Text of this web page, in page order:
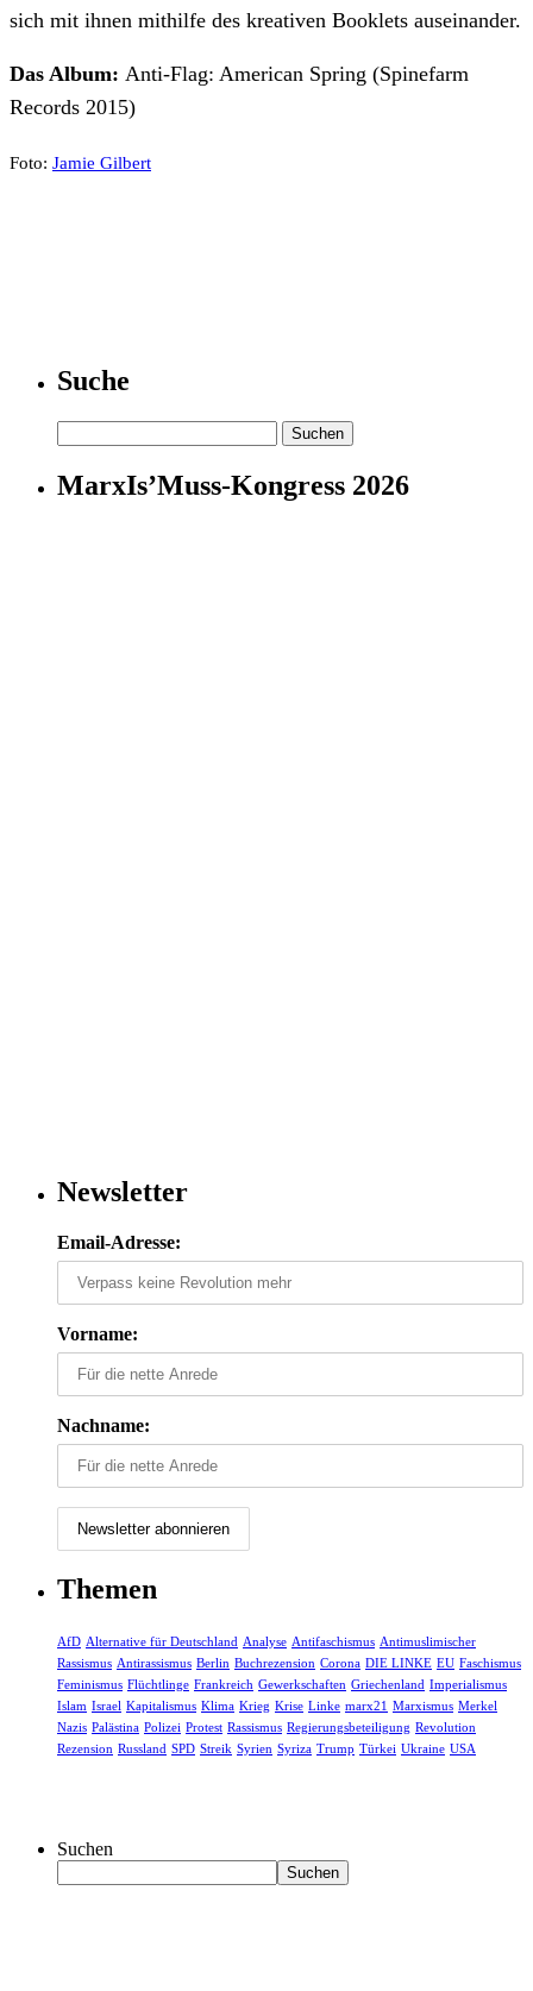
sich mit ihnen mithilfe des kreativen Booklets auseinander.
Das Album: Anti-Flag: American Spring (Spinefarm
Records 2015)
Foto: Jamie Gilbert
Suche
nach:
MarxIs’Muss-Kongress 2026
Newsletter
Email-Adresse:
Vorname:
Nachname:
Themen
AfD Alternative für Deutschland Analyse Antifaschismus Antimuslimischer
Rassismus Antirassismus Berlin Buchrezension Corona DIE LINKE EU Faschismus
Feminismus Flüchtlinge Frankreich Gewerkschaften Griechenland Imperialismus
Islam Israel Kapitalismus Klima Krieg Krise Linke marx21 Marxismus Merkel
Nazis Palästina Polizei Protest Rassismus Regierungsbeteiligung Revolution
Rezension Russland SPD Streik Syrien Syriza Trump Türkei Ukraine USA
Suchen
Suchen